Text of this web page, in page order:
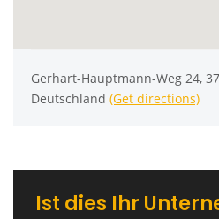
Gerhart-Hauptmann-Weg 24,
Deutschland (Get directions)
Ist dies Ihr